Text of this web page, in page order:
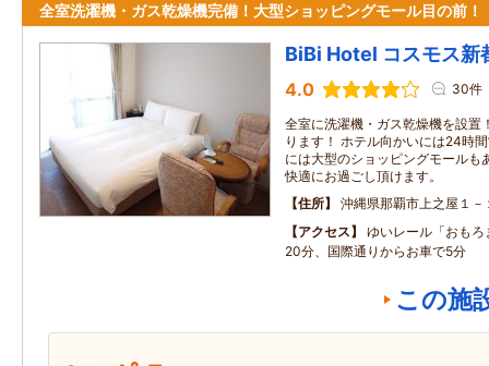
全室洗濯機・ガス乾燥機完備！大型ショッピングモール目の前！
BiBi Hotel コスモス新
4.0 30件
全室に洗濯機・ガス乾燥機を設置
ります！ ホテル向かいには24時
には大型のショッピングモールも
快適にお過ごし頂けます。
住所
沖縄県那覇市上之屋１－
アクセス
ゆいレール「おも
20分、国際通りからお車で5分
この施